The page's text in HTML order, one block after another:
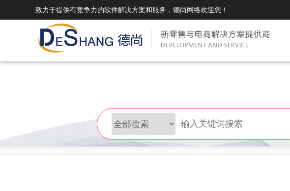
致力于提供有竞争力的软件解决方案和服务，德尚网络欢迎您！
DSMall Pro功能列表
DSMall Pro支持商城购物，外卖，上门
服务，短视频等功能。
DSMall功能列表
系统支持平台自营、分销、拼团、限时
折扣、优惠套装、微信、小程序等